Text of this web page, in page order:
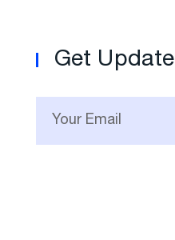
Get Update